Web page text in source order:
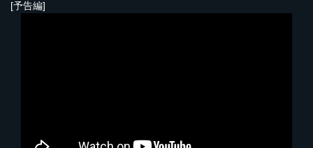
[予告編]